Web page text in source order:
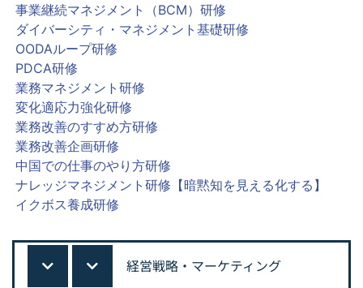
事業継続マネジメント（BCM）研修
ダイバーシティ・マネジメント基礎研修
OODAループ研修
PDCA研修
業務マネジメント研修
変化適応力強化研修
業務改善のすすめ方研修
業務改善企画研修
中国での仕事のやり方研修
ナレッジマネジメント研修【暗黙知を見える化する】
イクボス養成研修
経営戦略・マーケティング